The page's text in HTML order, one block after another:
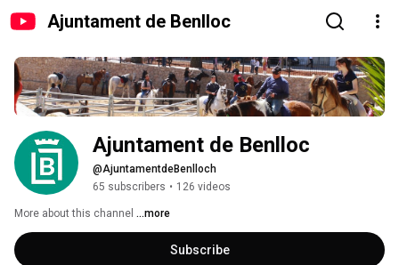
Ajuntament de Benlloc
Ajuntament de Benlloc
@AjuntamentdeBenlloch
65 subscribers • 126 videos
More about this channel ...more
Subscribe